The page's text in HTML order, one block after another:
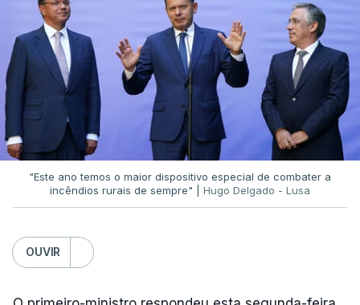
serenidade interna e externa
da instituição e diz
que só a investigação vai permitir apurar se houve
ou não imprudências.
Já a ministra da Justiça, em reação à auditoria
feita à Polícia Judiciária, disse que a ação pautou-
se por um único objetivo:"proteger a PJ e
defender as instituições".
ERRO
100
ERROR ON HTML5 MEDIA ELEMENT
"Este ano temos o maior dispositivo especial de combater a
incêndios rurais de sempre" | Hugo Delgado - Lusa
OUVIR